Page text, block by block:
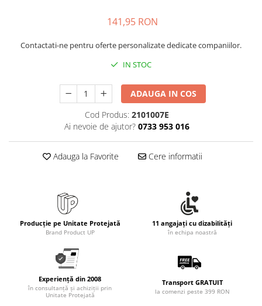
Instrumente de scris
Pixuri metalice
Seturi de scris Premium
Instrumente de scris eco
Creioane mecanice si grafit
Textmarkere
Markere diverse
Carioci si creioane colorate
Rezerve instrumente scris
Tavite documente si suporturi
Ascutitori, radiere, agrafe
141,95 RON
Contactati-ne pentru oferte personalizate dedicate companiilor.
IN STOC
ADAUGA IN COS
Cod Produs: 2101007E
Ai nevoie de ajutor? 0733 953 016
Adauga la Favorite Cere informatii
Producție pe Unitate Protejată
Brand Product UP
11 angajați cu dizabilități
în echipa noastră
Experiență din 2008
în consultanță și achiziții prin
Unitate Protejată
Transport GRATUIT
la comenzi peste 399 RON